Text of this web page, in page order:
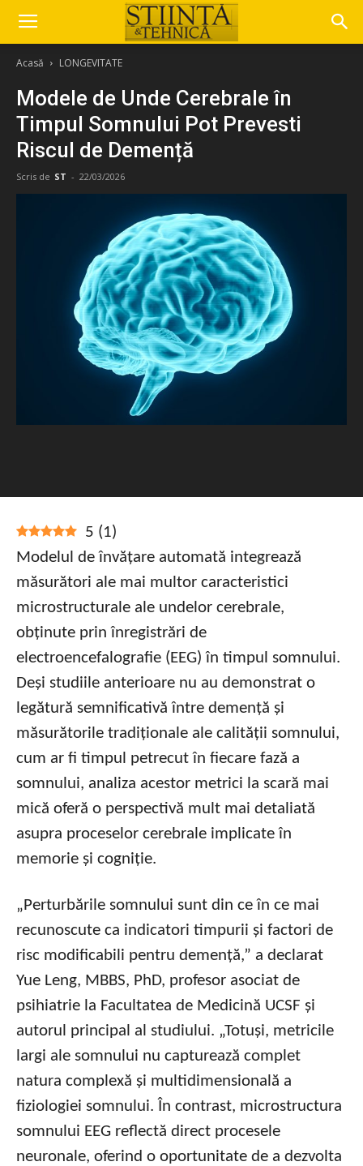
Acasă LONGEVITATE
Modele de Unde Cerebrale în
Timpul Somnului Pot Prevesti
Riscul de Demență
Scris de ST - 22/03/2026
5 (1)
Modelul de învățare automată integrează
măsurători ale mai multor caracteristici
microstructurale ale undelor cerebrale,
obținute prin înregistrări de
electroencefalografie (EEG) în timpul somnului.
Deși studiile anterioare nu au demonstrat o
legătură semnificativă între demență și
măsurătorile tradiționale ale calității somnului,
cum ar fi timpul petrecut în fiecare fază a
somnului, analiza acestor metrici la scară mai
mică oferă o perspectivă mult mai detaliată
asupra proceselor cerebrale implicate în
memorie și cogniție.
„Perturbările somnului sunt din ce în ce mai
recunoscute ca indicatori timpurii și factori de
risc modificabili pentru demență,” a declarat
Yue Leng, MBBS, PhD, profesor asociat de
psihiatrie la Facultatea de Medicină UCSF și
autorul principal al studiului. „Totuși, metricile
largi ale somnului nu capturează complet
natura complexă și multidimensională a
fiziologiei somnului. În contrast, microstructura
somnului EEG reflectă direct procesele
neuronale, oferind o oportunitate de a dezvolta